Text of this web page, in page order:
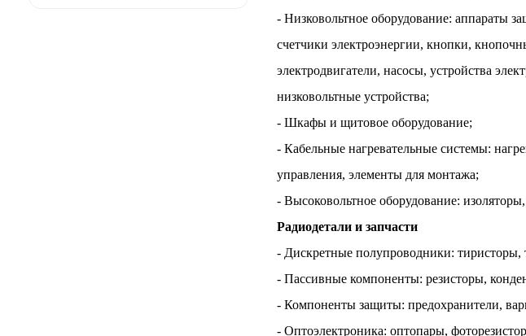
- Низковольтное оборудование: аппараты
счетчики электроэнергии, кнопки,
электродвигатели, насосы, устройства
низковольтные устройства;
- Шкафы и щитовое оборудование;
- Кабельные нагревательные системы:
управления, элементы для монтажа;
- Высоковольтное оборудование:
Радиодетали и запчасти
- Дискретные полупроводники:
- Пассивные компоненты: резисторы,
- Компоненты защиты: предохранители,
- Оптоэлектроника: оптопары,